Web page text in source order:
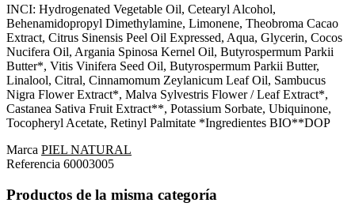
INCI: Hydrogenated Vegetable Oil, Cetearyl Alcohol,
Behenamidopropyl Dimethylamine, Limonene, Theobroma Cacao
Extract, Citrus Sinensis Peel Oil Expressed, Aqua, Glycerin, Cocos
Nucifera Oil, Argania Spinosa Kernel Oil, Butyrospermum Parkii
Butter*, Vitis Vinifera Seed Oil, Butyrospermum Parkii Butter,
Linalool, Citral, Cinnamomum Zeylanicum Leaf Oil, Sambucus
Nigra Flower Extract*, Malva Sylvestris Flower / Leaf Extract*,
Castanea Sativa Fruit Extract**, Potassium Sorbate, Ubiquinone,
Tocopheryl Acetate, Retinyl Palmitate *Ingredientes BIO**DOP
Marca PIEL NATURAL
Referencia 60003005
Productos de la misma categoría